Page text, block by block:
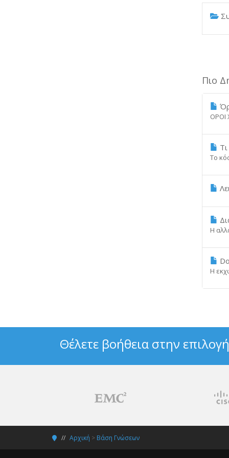
Πιο
ΟΡΟΙ
Το
Η
Η
Θέλετε βοήθεια στην
Αρχική > Βάση Γνώσεων